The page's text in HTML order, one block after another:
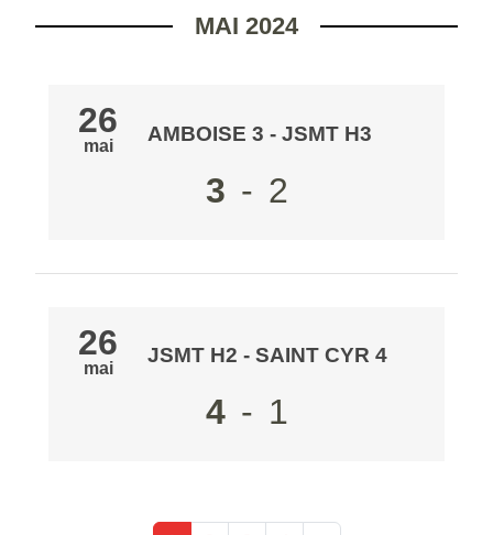
MAI 2024
26
mai
AMBOISE 3 - JSMT H3
3 - 2
26
mai
JSMT H2 - SAINT CYR 4
4 - 1